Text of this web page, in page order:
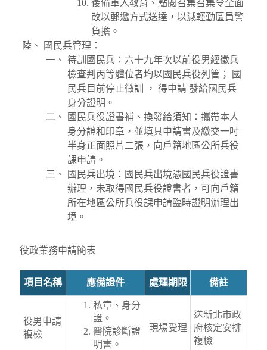
後備軍人教育、點閱召集召集令全面
改以郵遞方式送達，以減輕勤區員警
負擔。
國民兵管理：
待訓國民兵：六十九年次以前役男經徵兵
檢查判丙等體位者均以國民兵役列管； 國
民兵目前停止徵訓 ， 得申請 發給國民兵
身分證明。
國民兵役證書補、換發給須知：攜帶本人
身分證和印章，並填具申請書及繳交一吋
半身正面照片二張，向戶籍地區公所兵役
課申請。
國民兵出境：國民兵出境憑國民兵役證書
辦理，未取得國民兵役證書者，可向戶籍
所在地區公所兵役課申請臨時證明辦理出
境。
役政業務申請簡表
項目名稱 應備證件 處理期限 備註
役男申請
複檢
私章、身分
證。
醫院診斷證
明書。
現場受理
送新北市政
府核定安排
複檢